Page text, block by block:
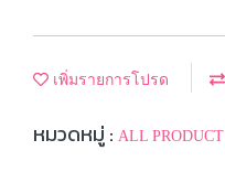
เพิ่มรายการโปรด
หมวดหมู่ : ALL PRODUCT